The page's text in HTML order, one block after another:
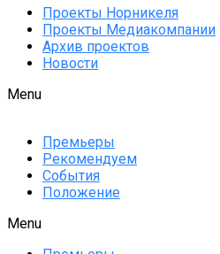
Проекты Норникеля
Проекты Медиакомпании
Архив проектов
Новости
Menu
Премьеры
Рекомендуем
События
Положение
Menu